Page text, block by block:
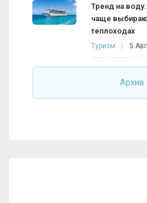
Тренд на
чаще
теплоходах
Туризм 5
Архив